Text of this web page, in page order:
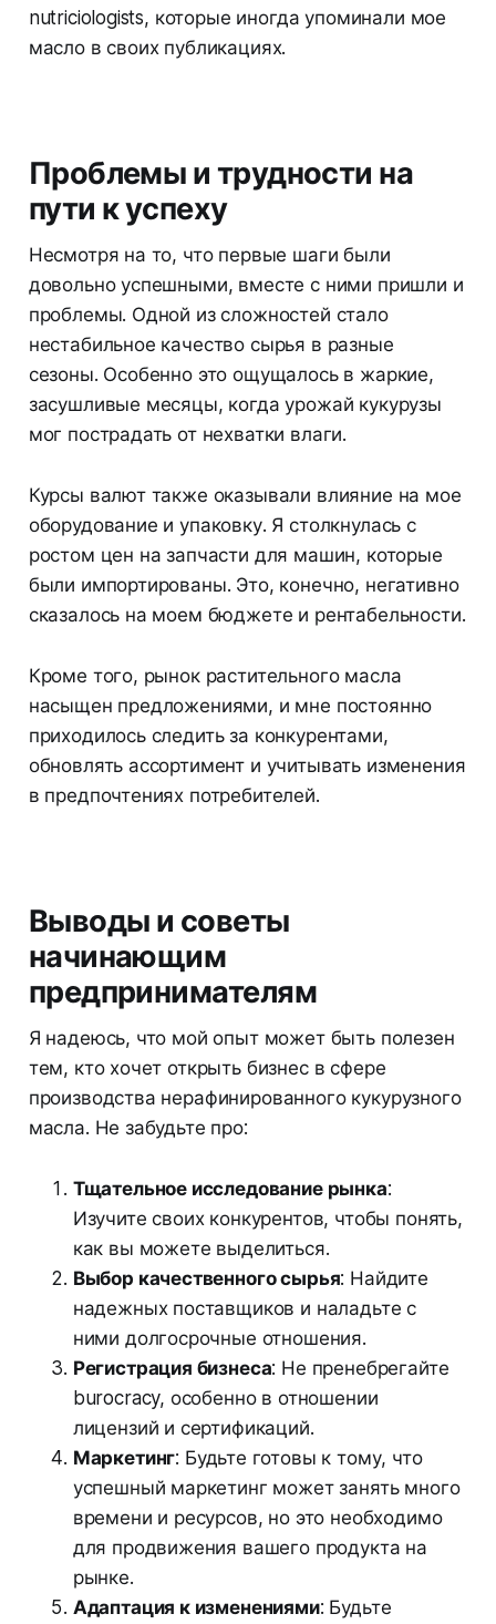
nutriciologists, которые иногда упоминали мое
масло в своих публикациях.
Проблемы и трудности на
пути к успеху
Несмотря на то, что первые шаги были
довольно успешными, вместе с ними пришли и
проблемы. Одной из сложностей стало
нестабильное качество сырья в разные
сезоны. Особенно это ощущалось в жаркие,
засушливые месяцы, когда урожай кукурузы
мог пострадать от нехватки влаги.
Курсы валют также оказывали влияние на мое
оборудование и упаковку. Я столкнулась с
ростом цен на запчасти для машин, которые
были импортированы. Это, конечно, негативно
сказалось на моем бюджете и рентабельности.
Кроме того, рынок растительного масла
насыщен предложениями, и мне постоянно
приходилось следить за конкурентами,
обновлять ассортимент и учитывать изменения
в предпочтениях потребителей.
Выводы и советы
начинающим
предпринимателям
Я надеюсь, что мой опыт может быть полезен
тем, кто хочет открыть бизнес в сфере
производства нерафинированного кукурузного
масла. Не забудьте про:
Тщательное исследование рынка:
Изучите своих конкурентов, чтобы понять,
как вы можете выделиться.
Выбор качественного сырья: Найдите
надежных поставщиков и наладьте с
ними долгосрочные отношения.
Регистрация бизнеса: Не пренебрегайте
burocracy, особенно в отношении
лицензий и сертификаций.
Маркетинг: Будьте готовы к тому, что
успешный маркетинг может занять много
времени и ресурсов, но это необходимо
для продвижения вашего продукта на
рынке.
Адаптация к изменениями: Будьте